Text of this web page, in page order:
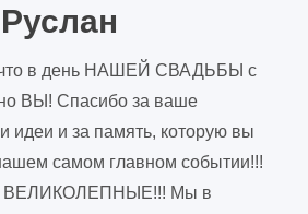
в день НАШЕЙ СВАДЬБЫ с
ВЫ! Спасибо за ваше
идеи и за память, которую вы
самом главном событии!!!
ВЕЛИКОЛЕПНЫЕ!!! Мы в